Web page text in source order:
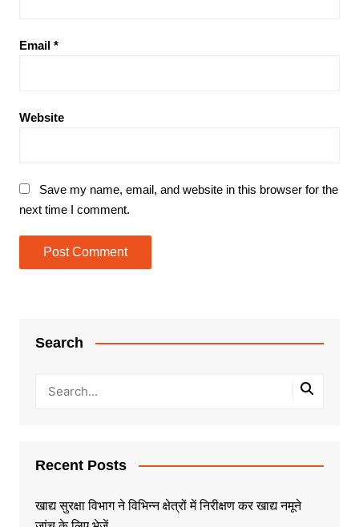
Email *
Website
Save my name, email, and website in this browser for the
next time I comment.
Search
Recent Posts
खाद्य सुरक्षा विभाग ने विभिन्न क्षेत्रों में निरीक्षण कर खाद्य नमूने